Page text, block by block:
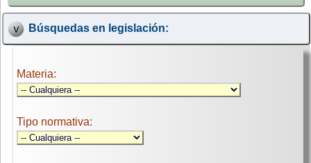
Búsquedas en legislación:
Materia:
Tipo normativa: